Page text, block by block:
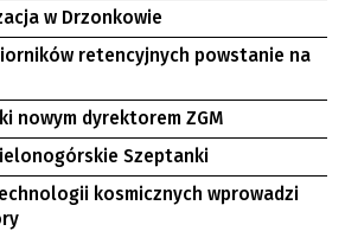
w Drzonkowie
retencyjnych powstanie na
nowym dyrektorem ZGM
Szeptanki
kosmicznych wprowadzi